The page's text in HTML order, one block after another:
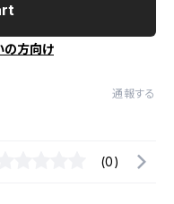
の方向け
通報する
(0)